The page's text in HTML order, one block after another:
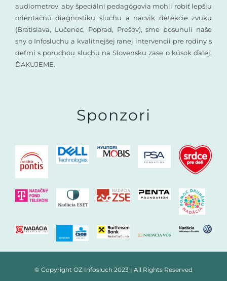
audiometrov, aby špeciálni pedagógovia mohli robiť lepšiu
orientačnú diagnostiku sluchu a nácvik detekcie zvuku
(Bratislava, Lučenec, Poprad, Prešov), sme posunuli naše
sny o Infosluchu a kvalitnejšej ranej intervencii pre rodiny s
deťmi s poruchou sluchu na Slovensku zase o kúsok ďalej.
ĎAKUJEME.
Sponzori
© Copyright OZ Infosluch 2023 | All Rights Reserved